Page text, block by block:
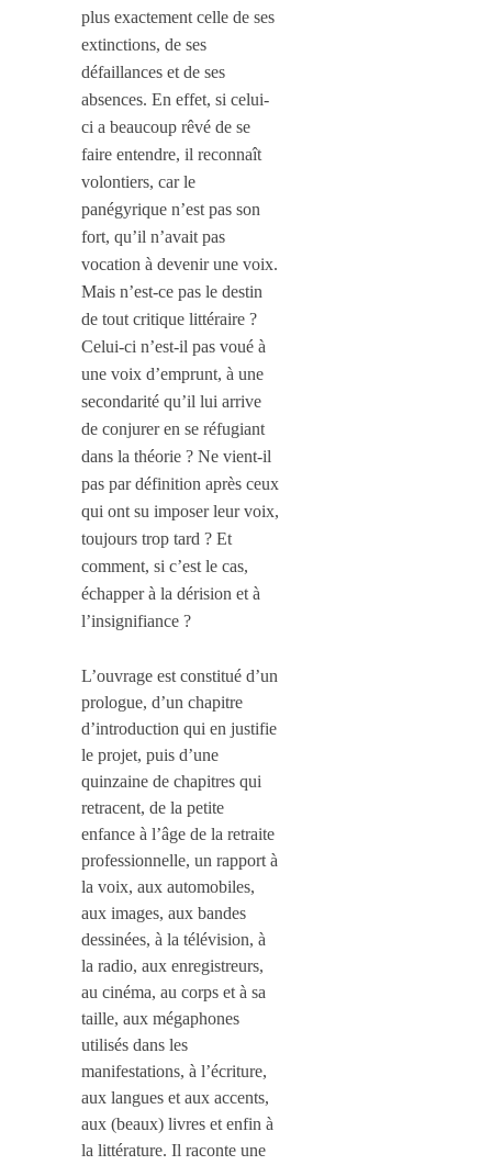
plus exactement celle de ses
extinctions, de ses
défaillances et de ses
absences. En effet, si celui-
ci a beaucoup rêvé de se
faire entendre, il reconnaît
volontiers, car le
panégyrique n’est pas son
fort, qu’il n’avait pas
vocation à devenir une voix.
Mais n’est-ce pas le destin
de tout critique littéraire ?
Celui-ci n’est-il pas voué à
une voix d’emprunt, à une
secondarité qu’il lui arrive
de conjurer en se réfugiant
dans la théorie ? Ne vient-il
pas par définition après ceux
qui ont su imposer leur voix,
toujours trop tard ? Et
comment, si c’est le cas,
échapper à la dérision et à
l’insignifiance ?
L’ouvrage est constitué d’un
prologue, d’un chapitre
d’introduction qui en justifie
le projet, puis d’une
quinzaine de chapitres qui
retracent, de la petite
enfance à l’âge de la retraite
professionnelle, un rapport à
la voix, aux automobiles,
aux images, aux bandes
dessinées, à la télévision, à
la radio, aux enregistreurs,
au cinéma, au corps et à sa
taille, aux mégaphones
utilisés dans les
manifestations, à l’écriture,
aux langues et aux accents,
aux (beaux) livres et enfin à
la littérature. Il raconte une